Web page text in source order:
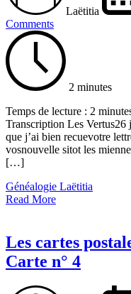
Laëtitia
Comments
2 minutes
Temps de lecture : 2
Transcription Les
que j’ai bien recuevotre
vosnouvelle sitot les
[…]
Généalogie Laëtitia
Read More
Les cartes
Carte n° 4